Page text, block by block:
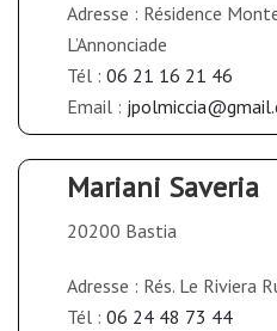
Adresse : Résidence
L’Annonciade
Tél : 06 21 16 21 46
Email :
Mariani Saveria
20200 Bastia
Adresse : Rés. Le Riviera
Tél : 06 24 48 73 44